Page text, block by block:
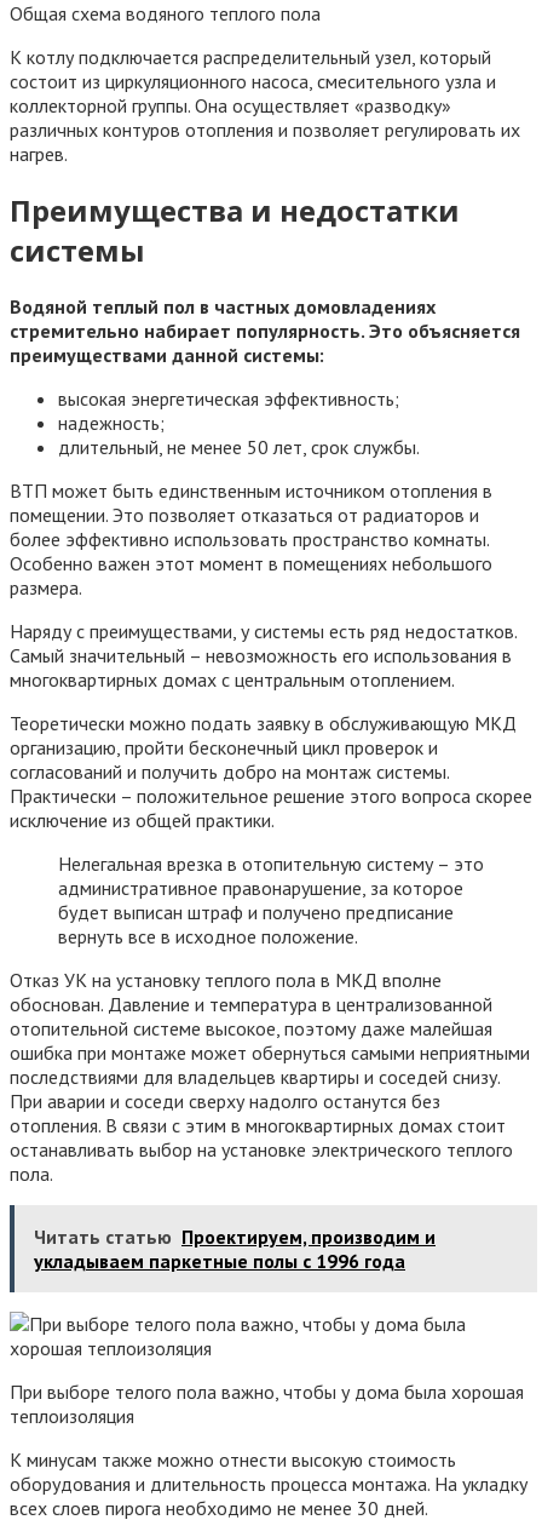
Общая схема водяного теплого пола
К котлу подключается распределительный узел, который
состоит из циркуляционного насоса, смесительного узла и
коллекторной группы. Она осуществляет «разводку»
различных контуров отопления и позволяет регулировать их
нагрев.
Преимущества и недостатки
системы
Водяной теплый пол в частных домовладениях
стремительно набирает популярность. Это объясняется
преимуществами данной системы:
высокая энергетическая эффективность;
надежность;
длительный, не менее 50 лет, срок службы.
ВТП может быть единственным источником отопления в
помещении. Это позволяет отказаться от радиаторов и
более эффективно использовать пространство комнаты.
Особенно важен этот момент в помещениях небольшого
размера.
Наряду с преимуществами, у системы есть ряд недостатков.
Самый значительный – невозможность его использования в
многоквартирных домах с центральным отоплением.
Теоретически можно подать заявку в обслуживающую МКД
организацию, пройти бесконечный цикл проверок и
согласований и получить добро на монтаж системы.
Практически – положительное решение этого вопроса скорее
исключение из общей практики.
Нелегальная врезка в отопительную систему – это
административное правонарушение, за которое
будет выписан штраф и получено предписание
вернуть все в исходное положение.
Отказ УК на установку теплого пола в МКД вполне
обоснован. Давление и температура в централизованной
отопительной системе высокое, поэтому даже малейшая
ошибка при монтаже может обернуться самыми неприятными
последствиями для владельцев квартиры и соседей снизу.
При аварии и соседи сверху надолго останутся без
отопления. В связи с этим в многоквартирных домах стоит
останавливать выбор на установке электрического теплого
пола.
Читать статью Проектируем, производим и
укладываем паркетные полы c 1996 года
При выборе телого пола важно, чтобы у дома была хорошая
теплоизоляция
К минусам также можно отнести высокую стоимость
оборудования и длительность процесса монтажа. На укладку
всех слоев пирога необходимо не менее 30 дней.